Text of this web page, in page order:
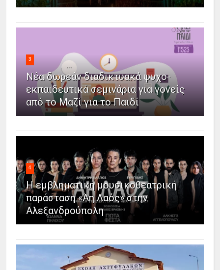
3
Νέα δωρεάν διαδικτυακά ψυχο-
εκπαιδευτικά σεμινάρια για γονείς
από το Μαζί για το Παιδί
4
Η εμβληματική μουσικοθεατρική
παράσταση «Άη Λαός» στην
Αλεξανδρούπολη